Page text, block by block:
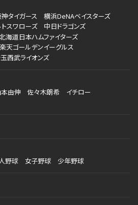
タイガース
横浜DeNAベイスターズ
スワローズ
中日ドラゴンズ
海道日本ハムファイターズ
天ゴールデンイーグルス
西武ライオンズ
由伸 佐々木朗希
イチロー
野球 女子野球 少年野球